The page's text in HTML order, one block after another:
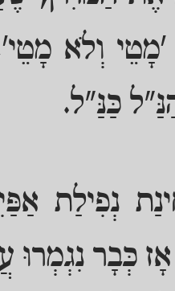
וְלֹא
כַּנַּ"ל.
נְפִילַת
כְּבָר נִגְמְרוּ